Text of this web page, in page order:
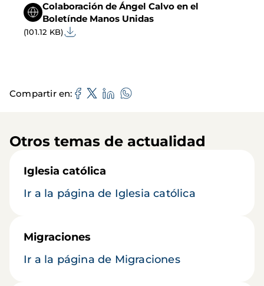
Colaboración de Ángel Calvo en el
Boletínde Manos Unidas
(101.12 KB)
Compartir en
Otros temas de actualidad
Iglesia católica
Ir a la página de Iglesia católica
Migraciones
Ir a la página de Migraciones